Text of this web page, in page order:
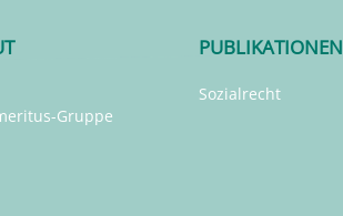
Gruppe
PUBLIKATIONEN
Sozialrecht